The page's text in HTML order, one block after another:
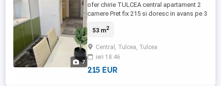
7
ofer chirie TULCEA central apartament 2
camere Pret fix 215 si doresc in avans pe 3
mutare nu o sa platiti primele 3 luni
fiu sigur ca nu se pleaca dupa o luna sau
doua etajul 2 pe Str Unirii in bloc cu Cec
Bank, ...
53 m2
Central, Tulcea, Tulcea
ieri 18:46
215 EUR